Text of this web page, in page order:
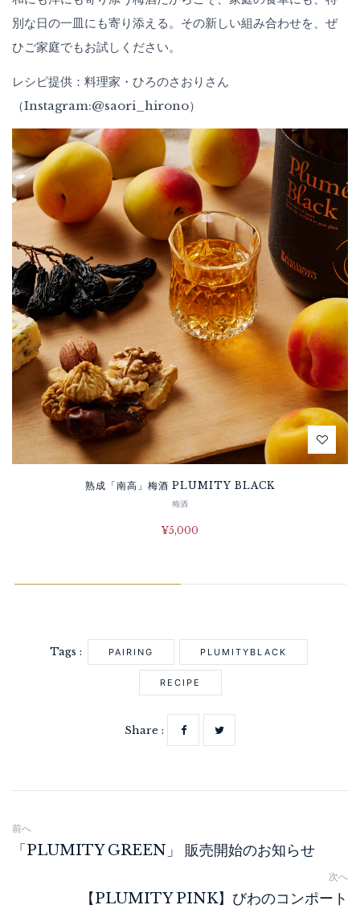
別な日の一皿にも寄り添える。その新しい組み合わせを、ぜ
ひご家庭でもお試しください。
レシピ提供：料理家・ひろのさおりさん
（Instagram:@saori_hirono）
熟成「南高」梅酒 PLUMITY BLACK
梅酒
¥5,000
Tags : PAIRING PLUMITYBLACK
RECIPE
Share :
前へ
「PLUMITY GREEN」 販売開始のお知らせ
次へ
【PLUMITY PINK】びわのコンポート